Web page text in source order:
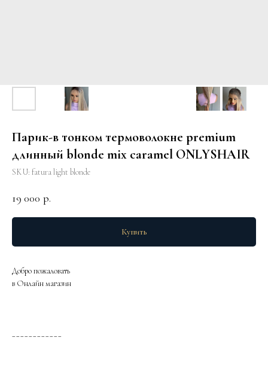
Парик-в тонком термоволокне premium
длинный blonde mix caramel ONLYSHAIR
SKU: fatura light blonde
19 000 р.
Купить
Добро пожаловать
в Онлайн магазин